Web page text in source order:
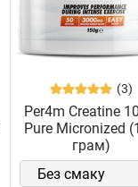
(3)
Per4m Creatine
Pure Micronized
грам)